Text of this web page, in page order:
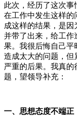
此次，经历了这次事
在工作中发生这样的
成这样的结果，是
并带了出来，给工作
果。我很后悔自己平
造成太大的问题，但
严重的后果。我真的
题，望领导补充：
一、思想态度不端正